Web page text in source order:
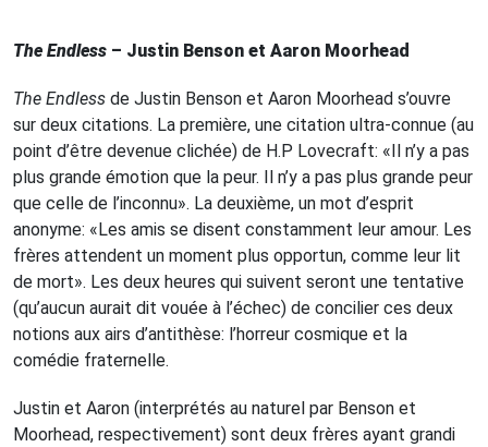
The Endless – Justin Benson et Aaron Moorhead
The Endless de Justin Benson et Aaron Moorhead s’ouvre
sur deux citations. La première, une citation ultra-connue (au
point d’être devenue clichée) de H.P Lovecraft: «Il n’y a pas
plus grande émotion que la peur. Il n’y a pas plus grande peur
que celle de l’inconnu». La deuxième, un mot d’esprit
anonyme: «Les amis se disent constamment leur amour. Les
frères attendent un moment plus opportun, comme leur lit
de mort». Les deux heures qui suivent seront une tentative
(qu’aucun aurait dit vouée à l’échec) de concilier ces deux
notions aux airs d’antithèse: l’horreur cosmique et la
comédie fraternelle.
Justin et Aaron (interprétés au naturel par Benson et
Moorhead, respectivement) sont deux frères ayant grandi